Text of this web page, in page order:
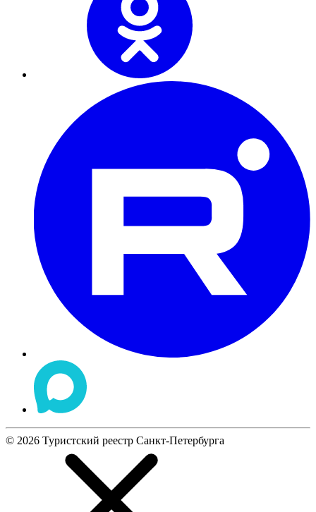
© 2026 Туристский реестр Санкт-Петербурга